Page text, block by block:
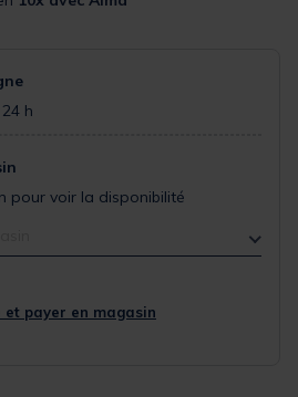
h
pour voir la disponibilité
et payer en magasin